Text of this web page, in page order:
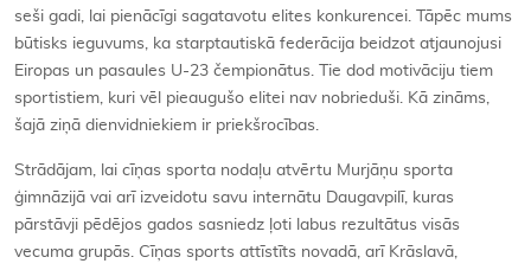
seši gadi, lai pienācīgi sagatavotu elites konkurencei. Tāpēc mums
būtisks ieguvums, ka starptautiskā federācija beidzot atjaunojusi
Eiropas un pasaules U-23 čempionātus. Tie dod motivāciju tiem
sportistiem, kuri vēl pieaugušo elitei nav nobrieduši. Kā zināms,
šajā ziņā dienvidniekiem ir priekšrocības.
Strādājam, lai cīņas sporta nodaļu atvērtu Murjāņu sporta
ģimnāzijā vai arī izveidotu savu internātu Daugavpilī, kuras
pārstāvji pēdējos gados sasniedz ļoti labus rezultātus visās
vecuma grupās. Cīņas sports attīstīts novadā, arī Krāslavā,